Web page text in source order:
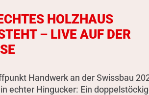
HOLZHAUS
– LIVE AUF DER
Handwerk an der Swissbau
echter Hingucker: Ein